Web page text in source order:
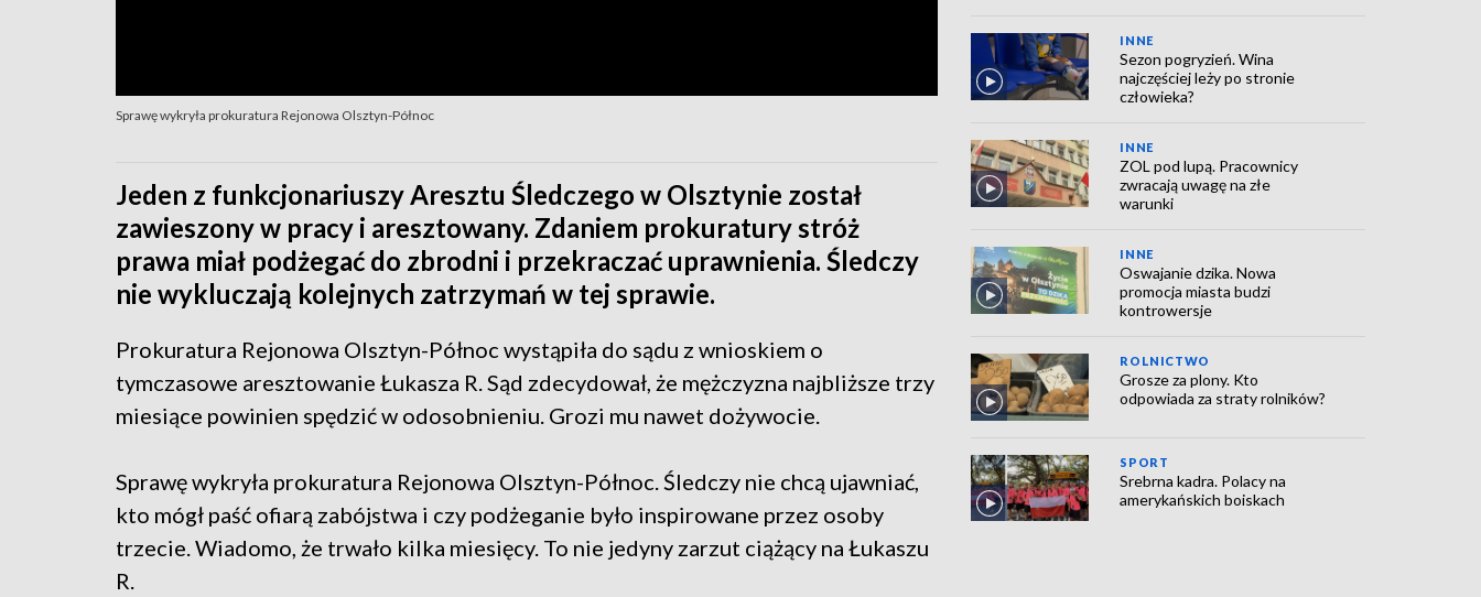
Sprawę wykryła prokuratura Rejonowa Olsztyn-Północ
Jeden z funkcjonariuszy Aresztu Śledczego w Olsztynie został
zawieszony w pracy i aresztowany. Zdaniem prokuratury stróż
prawa miał podżegać do zbrodni i przekraczać uprawnienia. Śledczy
nie wykluczają kolejnych zatrzymań w tej sprawie.
Prokuratura Rejonowa Olsztyn-Północ wystąpiła do sądu z wnioskiem o
tymczasowe aresztowanie Łukasza R. Sąd zdecydował, że mężczyzna najbliższe trzy
miesiące powinien spędzić w odosobnieniu. Grozi mu nawet dożywocie.
Sprawę wykryła prokuratura Rejonowa Olsztyn-Północ. Śledczy nie chcą ujawniać,
kto mógł paść ofiarą zabójstwa i czy podżeganie było inspirowane przez osoby
trzecie. Wiadomo, że trwało kilka miesięcy. To nie jedyny zarzut ciążący na Łukaszu
R.
INNE
Sezon pogryzień. Wina
najczęściej leży po stronie
człowieka?
INNE
ZOL pod lupą. Pracownicy
zwracają uwagę na złe
warunki
INNE
Oswajanie dzika. Nowa
promocja miasta budzi
kontrowersje
ROLNICTWO
Grosze za plony. Kto
odpowiada za straty rolników?
SPORT
Srebrna kadra. Polacy na
amerykańskich boiskach